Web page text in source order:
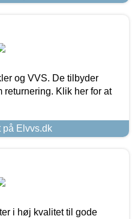
og VVS. De tilbyder
returnering. Klik her for at
på Elvvs.dk
i høj kvalitet til gode